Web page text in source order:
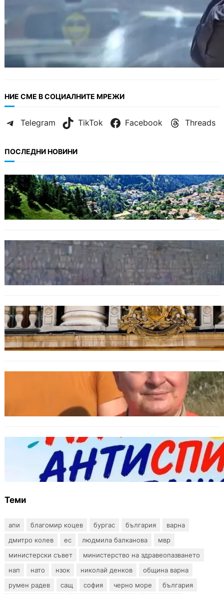
НИЕ СМЕ В СОЦИАЛНИТЕ МРЕЖИ
Telegram TikTok Facebook Threads
ПОСЛЕДНИ НОВИНИ
БЪЛГАРИЯ
Полицията алармира за нова схема с
фалшиви лечители и „вълшебни“ мехлеми
БЪЛГАРИЯ
Ограничават движението по улица
„Вълноломна“ във Варна
БЪЛГАРИЯ
Дрон навлезе в България край границата с
Румъния
МЗХ: Ловните билети ще могат да се
издават онлайн
БЪЛГАРИЯ
Варна предлага безплатни и анонимни
тестове за ХИВ и други инфекции през
август
Теми
апи благомир коцев бургас българия
варна
дмитро колев
ес людмила балканова
мвр
министерски съвет
министерство на здравеопазването
нап
нато нзок николай денков
община варна
румен радев
сащ софия черно море
българия